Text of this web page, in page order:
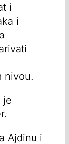
i
i
nivou.
je
Ajdinu i